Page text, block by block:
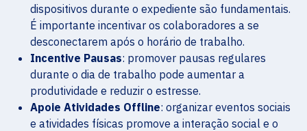
dispositivos durante o expediente são fundamentais.
É importante incentivar os colaboradores a se
desconectarem após o horário de trabalho.
Incentive Pausas: promover pausas regulares
durante o dia de trabalho pode aumentar a
produtividade e reduzir o estresse.
Apoie Atividades Offline: organizar eventos sociais
e atividades físicas promove a interação social e o